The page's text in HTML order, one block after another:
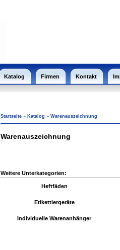
Katalog Firmen Kontakt
Startseite » Katalog » Warenauszeichnung
Warenauszeichnung
Weitere Unterkategorien:
Heftfäden
Etikettiergeräte
Individuelle Warenanhänger